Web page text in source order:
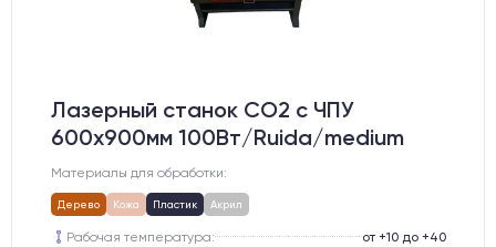
Лазерный станок CO2 c ЧПУ
600х900мм 100Вт/Ruida/medium
Материалы для обработки:
Дерево Кожа Пластик Акрил
Рабочая температура:
от +10 до +40